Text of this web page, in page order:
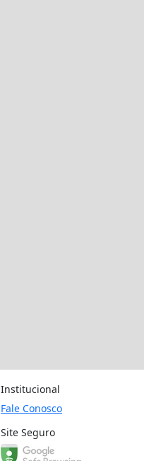
Institucional
Fale Conosco
Site Seguro